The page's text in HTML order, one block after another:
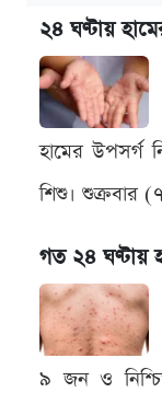
২৪ ঘণ্টায়
হামের উপসর্গ
শিশু। শুক্রবার
গত ২৪ ঘণ্টায়
৯ জন ও